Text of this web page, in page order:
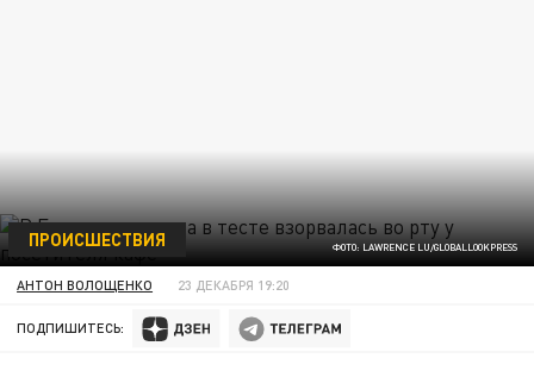
ФОТО: LAWRENCE LU/GLOBALLOOKPRESS
ПРОИСШЕСТВИЯ
АНТОН ВОЛОЩЕНКО 23 ДЕКАБРЯ 19:20
ПОДПИШИТЕСЬ: